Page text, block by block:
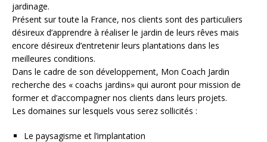
jardinage.
Présent sur toute la France, nos clients sont des particuliers
désireux d’apprendre à réaliser le jardin de leurs rêves mais
encore désireux d’entretenir leurs plantations dans les
meilleures conditions.
Dans le cadre de son développement, Mon Coach Jardin
recherche des « coachs jardins» qui auront pour mission de
former et d’accompagner nos clients dans leurs projets.
Les domaines sur lesquels vous serez sollicités :
Le paysagisme et l’implantation